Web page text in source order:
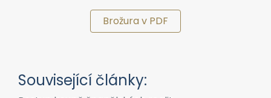
Brožura v PDF
Související články: